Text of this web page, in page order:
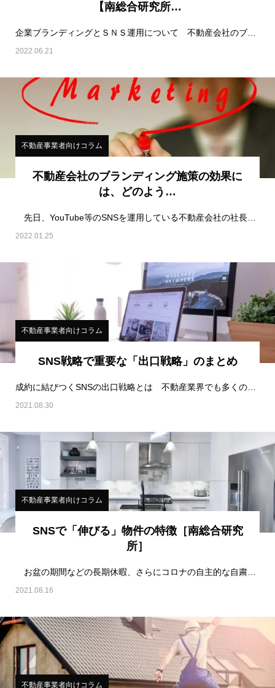
【南総合研究所…
企業ブランディングとＳＮＳ運用について 不動産会社のブランディングの相談を受けることがある…
2022.06.21
不動産事業者向けコラム
不動産会社のブランディング施策の効果に
は、どのよう…
2022.01.25
不動産事業者向けコラム
SNS戦略で重要な「出口戦略」のまとめ
2021.08.30
不動産事業者向けコラム
SNSで「伸びる」物件の特徴［南総合研究
所］
2021.08.16
不動産事業者向けコラム